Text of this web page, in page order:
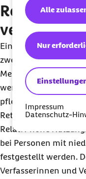
Nur
Alle
Impressum
Datenschutz-
vermeiden
Ein weiteres
zwei Drittel aller
werden können.
pflegebedürftige
Rettungsdienst
Relativ hohe
bei Personen mit
festgestellt werden.
Verfasserinnen und